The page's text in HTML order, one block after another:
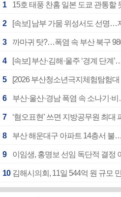
1 15호 태풍 찬홈 일본 도쿄 관통
2 [속보] 남부 가뭄 위성서도 선명…
3 까마귀 탓?…폭염 속 부산 북구
4 [속보] 부산·김해·울주 ‘경계 단계
5
6 부산·울산·경남 폭염 속 소나기·
7 ‘혐오표현’ 쓰면 지방공무원 최대
8 부산 해운대구 아파트 14층서 불
9 이임생, 홍명보 선임 독단적 결정
10 김해시의회, 11일 544억 원 규모